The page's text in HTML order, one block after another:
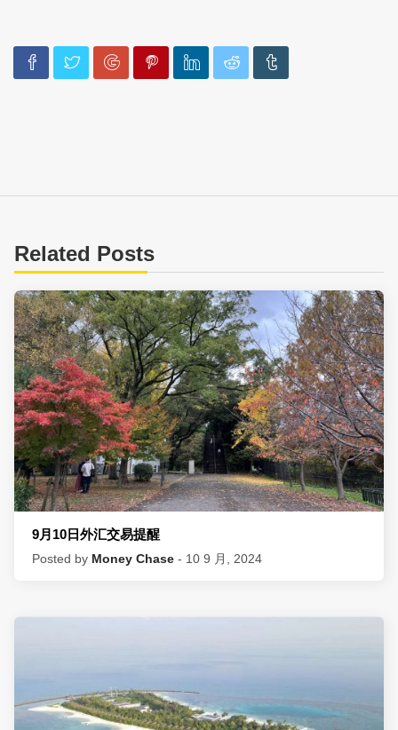
Related Posts
9月10日外汇交易提醒
Posted by Money Chase - 10 9 月, 2024